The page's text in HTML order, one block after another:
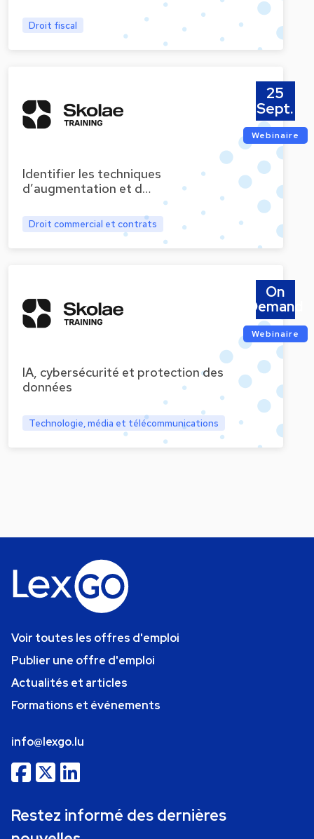
Droit fiscal
Identifier les techniques
d’augmentation et d…
Droit commercial et contrats
25
Sept.
Webinaire
IA, cybersécurité et protection des
données
Technologie, média et télécommunications
On
Demand
Webinaire
Voir toutes les offres d'emploi
Publier une offre d'emploi
Actualités et articles
Formations et événements
info@lexgo.lu
Restez informé des dernières